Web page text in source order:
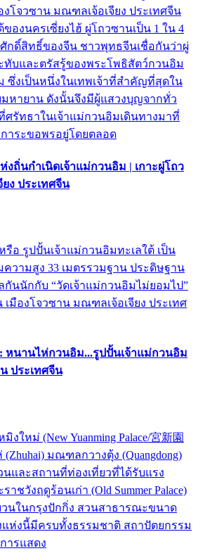
โจวซาน มณฑลเจ้อเจียง ประเทศจีน
องนครเซี่ยงไฮ้ ผู่โถวซานเป็น 1 ใน 4
กดิ์สิทธิ์ของจีน ชาวพุทธจีนเชื่อกันว่าผู่
ทับและตรัสรู้ของพระโพธิสัตว์กวนอิม
ซึ่งเป็นหนึ่งในเทพเจ้าที่สำคัญที่สุดใน
หายาน ดังนั้นจึงมีผู้แสวงบุญจากทั่ว
ศรัทธาในเจ้าแม่กวนอิมเดินทางมาที่
การะขอพรอยู่โดยตลอด
ถิ่นกำเนิดเจ้าแม่กวนอิม | เกาะผู่โถว
ง ประเทศจีน
อ รูปปั้นเจ้าแม่กวนอิมทะเลใต้ เป็น
วามสูง 33 เมตรรวมฐาน ประดิษฐาน
กันนักกับ “วัดเจ้าแม่กวนอิมไม่ยอมไป”
เมืองโจวซาน มณฑลเจ้อเจียง ประเทศ
: หนานไห่กวนอิม...รูปปั้นเจ้าแม่กวนอิม
ประเทศจีน
ใหม่ (New Yuanming Palace/宮新園
(Zhuhai) มณฑลกวางตุ้ง (Quangdong)
นและสถานที่ท่องเที่ยวที่ได้รับแรง
ชวังฤดูร้อนเก่า (Old Summer Palace)
นในกรุงปักกิ่ง สวนสาธารณะขนาด
แห่งนี้มีครบทั้งธรรมชาติ สถาปัตยกรรม
ารแสดง